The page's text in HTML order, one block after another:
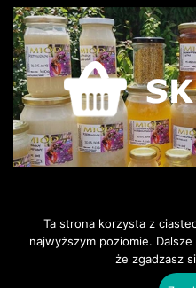
©2018 Pszczoly i my. Wszelkie
Ta strona korzysta z
najwyższym poziomie.
że zgadzasz